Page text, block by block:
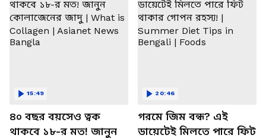
৪০ বছর বয়সেও ত্বক
থাকবে ১৮-র মত! জানুন
15:49
গরমে জিম বন্ধ? এই
ডায়েটেই মিলতে পারে ফিট
20:46